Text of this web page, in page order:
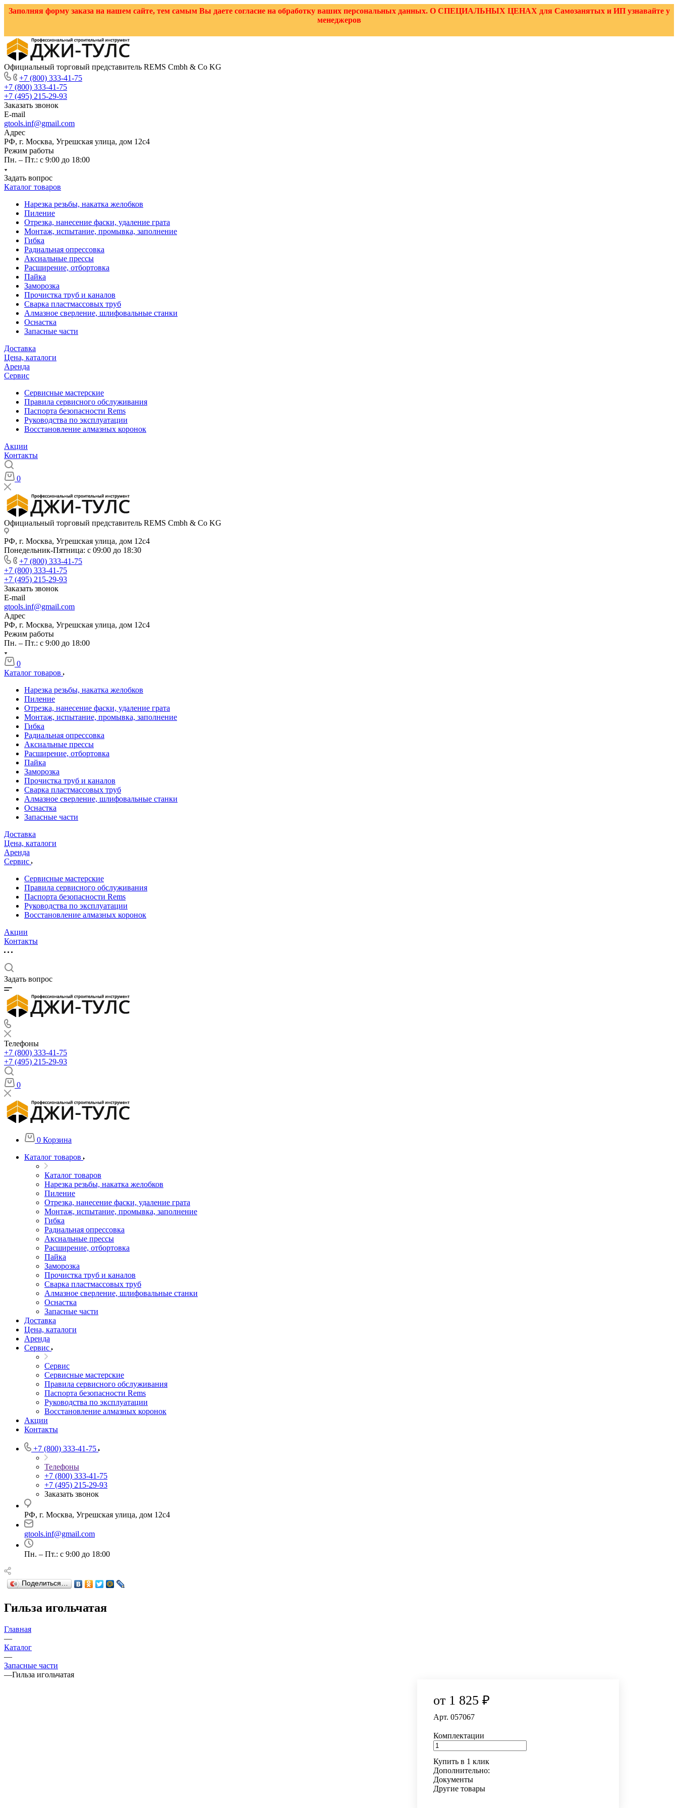
Заполняя форму заказа на нашем сайте, тем самым Вы даете согласие на обработку ваших персональных данных. О СПЕЦИАЛЬНЫХ ЦЕНАХ для Самозанятых и ИП узнавайте у
менеджеров
Официальный торговый представитель REMS Cmbh & Co KG
+7 (800) 333-41-75
+7 (800) 333-41-75
+7 (495) 215-29-93
Заказать звонок
E-mail
gtools.inf@gmail.com
Адрес
РФ, г. Москва, Угрешская улица, дом 12с4
Режим работы
Пн. – Пт.: с 9:00 до 18:00
Задать вопрос
Каталог товаров
Нарезка резьбы, накатка желобков
Пиление
Отрезка, нанесение фаски, удаление грата
Монтаж, испытание, промывка, заполнение
Гибка
Радиальная опрессовка
Аксиальные прессы
Расширение, отбортовка
Пайка
Заморозка
Прочистка труб и каналов
Сварка пластмассовых труб
Алмазное сверление, шлифовальные станки
Оснастка
Запасные части
Доставка
Цена, каталоги
Аренда
Сервис
Сервисные мастерские
Правила сервисного обслуживания
Паспорта безопасности Rems
Руководства по эксплуатации
Восстановление алмазных коронок
Акции
Контакты
0
Официальный торговый представитель REMS Cmbh & Co KG
РФ, г. Москва, Угрешская улица, дом 12с4
Понедельник-Пятница: с 09:00 до 18:30
+7 (800) 333-41-75
+7 (800) 333-41-75
+7 (495) 215-29-93
Заказать звонок
E-mail
gtools.inf@gmail.com
Адрес
РФ, г. Москва, Угрешская улица, дом 12с4
Режим работы
Пн. – Пт.: с 9:00 до 18:00
0
Каталог товаров
Нарезка резьбы, накатка желобков
Пиление
Отрезка, нанесение фаски, удаление грата
Монтаж, испытание, промывка, заполнение
Гибка
Радиальная опрессовка
Аксиальные прессы
Расширение, отбортовка
Пайка
Заморозка
Прочистка труб и каналов
Сварка пластмассовых труб
Алмазное сверление, шлифовальные станки
Оснастка
Запасные части
Доставка
Цена, каталоги
Аренда
Сервис
Сервисные мастерские
Правила сервисного обслуживания
Паспорта безопасности Rems
Руководства по эксплуатации
Восстановление алмазных коронок
Акции
Контакты
Задать вопрос
Телефоны
+7 (800) 333-41-75
+7 (495) 215-29-93
0
0 Корзина
Каталог товаров
Каталог товаров
Нарезка резьбы, накатка желобков
Пиление
Отрезка, нанесение фаски, удаление грата
Монтаж, испытание, промывка, заполнение
Гибка
Радиальная опрессовка
Аксиальные прессы
Расширение, отбортовка
Пайка
Заморозка
Прочистка труб и каналов
Сварка пластмассовых труб
Алмазное сверление, шлифовальные станки
Оснастка
Запасные части
Доставка
Цена, каталоги
Аренда
Сервис
Сервис
Сервисные мастерские
Правила сервисного обслуживания
Паспорта безопасности Rems
Руководства по эксплуатации
Восстановление алмазных коронок
Акции
Контакты
+7 (800) 333-41-75
Телефоны
+7 (800) 333-41-75
+7 (495) 215-29-93
Заказать звонок
РФ, г. Москва, Угрешская улица, дом 12с4
gtools.inf@gmail.com
Пн. – Пт.: с 9:00 до 18:00
Поделиться…
Гильза игольчатая
Главная
—
Каталог
—
Запасные части
—Гильза игольчатая
от 1 825 ₽
Арт. 057067
Комплектации
Купить в 1 клик
Дополнительно:
Документы
Другие товары